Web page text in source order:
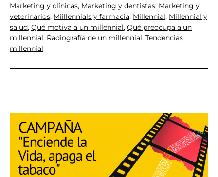
Marketing y clínicas, Marketing y dentistas, Marketing y
veterinarios, Miillennials y farmacia, Millennial, Millennial y
salud, Qué motiva a un millennial, Qué preocupa a un
millennial, Radiografía de un millennial, Tendencias
millennial